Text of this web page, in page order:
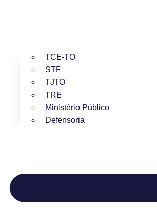
TCE-TO
STF
TJTO
TRE
Ministério Público
Defensoria